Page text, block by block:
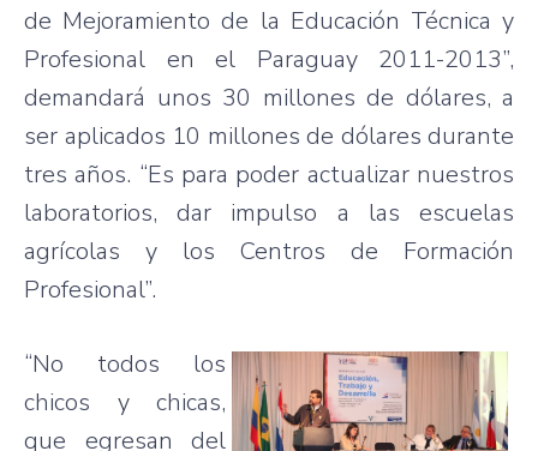
de Mejoramiento de la Educación Técnica y
Profesional en el Paraguay 2011-2013”,
demandará unos 30 millones de dólares, a
ser aplicados 10 millones de dólares durante
tres años. “Es para poder actualizar nuestros
laboratorios, dar impulso a las escuelas
agrícolas y los Centros de Formación
Profesional”.
“No todos los
chicos y chicas,
que egresan del